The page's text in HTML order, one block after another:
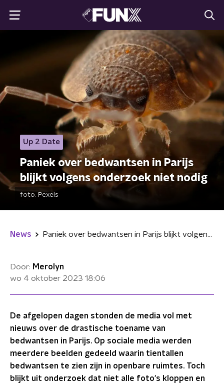
Up 2 Date
Paniek over bedwantsen in Parijs
blijkt volgens onderzoek niet nodig
foto: Pexels
News Paniek over bedwantsen in Parijs blijkt volgens onderzoek niet nodig
Door: Merolyn
wo 4 oktober 2023 18:06
De afgelopen dagen stonden de media vol met
nieuws over de drastische toename van
bedwantsen in Parijs. Op sociale media werden
meerdere beelden gedeeld waarin tientallen
bedwantsen te zien zijn in openbare ruimtes. Toch
blijkt uit onderzoek dat niet alle foto's kloppen en